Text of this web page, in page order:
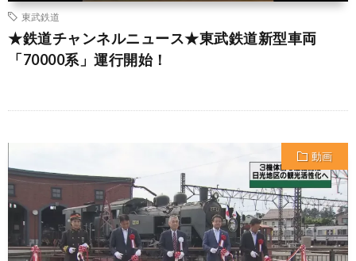
東武鉄道
★鉄道チャンネルニュース★東武鉄道新型車両
「70000系」運行開始！
動画